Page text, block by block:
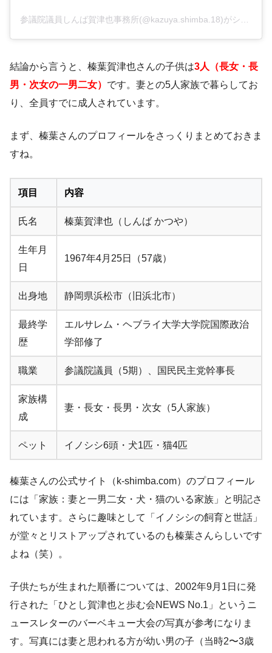
結論から言うと、榛葉賀津也さんの子供は3人（長女・長
男・次女の一男二女） です。妻との5人家族で暮らしてお
り、全員すでに成人されています。
まず、榛葉さんのプロフィールをさっくりまとめておきま
すね。
項目 内容
氏名 榛葉賀津也（しんば かつや）
生年月
日
1967年4月25日（57歳）
出身地 静岡県浜松市（旧浜北市）
最終学
歴
エルサレム・ヘブライ大学大学院国際政治
学部修了
職業 参議院議員（5期）、国民民主党幹事長
家族構
成
妻・長女・長男・次女（5人家族）
ペット イノシシ6頭・犬1匹・猫4匹
榛葉さんの公式サイト（k-shimba.com）のプロフィール
には「家族：妻と一男二女・犬・猫のいる家族」と明記さ
れています。さらに趣味として「イノシシの飼育と世話」
が堂々とリストアップされているのも榛葉さんらしいです
よね（笑）。
子供たちが生まれた順番については、2002年9月1日に発
行された「ひとし賀津也と歩む会NEWS No.1」というニ
ュースレターのバーベキュー大会の写真が参考になりま
す。写真には妻と思われる方が幼い男の子（当時2〜3歳